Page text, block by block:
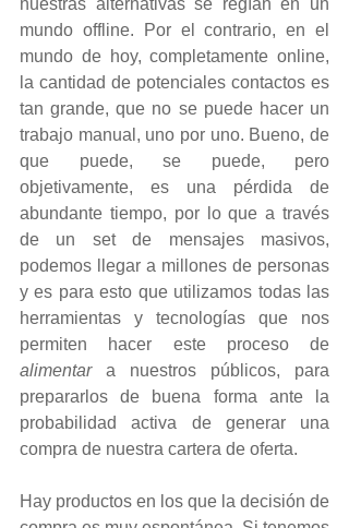
mundo offline. Por el contrario, en el
mundo de hoy, completamente online,
la cantidad de potenciales contactos es
tan grande, que no se puede hacer un
trabajo manual, uno por uno. Bueno, de
que puede, se puede, pero
objetivamente, es una pérdida de
abundante tiempo, por lo que a través
de un set de mensajes masivos,
podemos llegar a millones de personas
y es para esto que utilizamos todas las
herramientas y tecnologías que nos
alimentar a nuestros públicos, para
prepararlos de buena forma ante la
probabilidad activa de generar una
compra de nuestra cartera de oferta.
Hay productos en los que la decisión de